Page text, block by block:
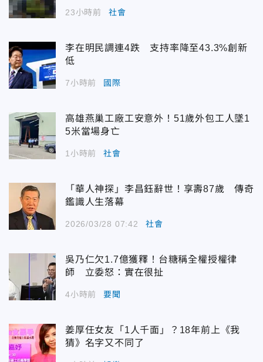
23小時前 社會
李在明民調連4跌 支持率降至43.3%創新
低
7小時前 國際
高雄燕巢工廠工安意外！51歲外包工人墜1
5米當場身亡
1小時前 社會
「華人神探」李昌鈺辭世！享壽87歲 傳奇
鑑識人生落幕
2026/03/28 07:42 社會
吳乃仁欠1.7億獲釋！台糖稱全權授權律
師 立委怒：實在很扯
4小時前 要聞
姜厚任女友「1人千面」？18年前上《我
猜》名字又不同了